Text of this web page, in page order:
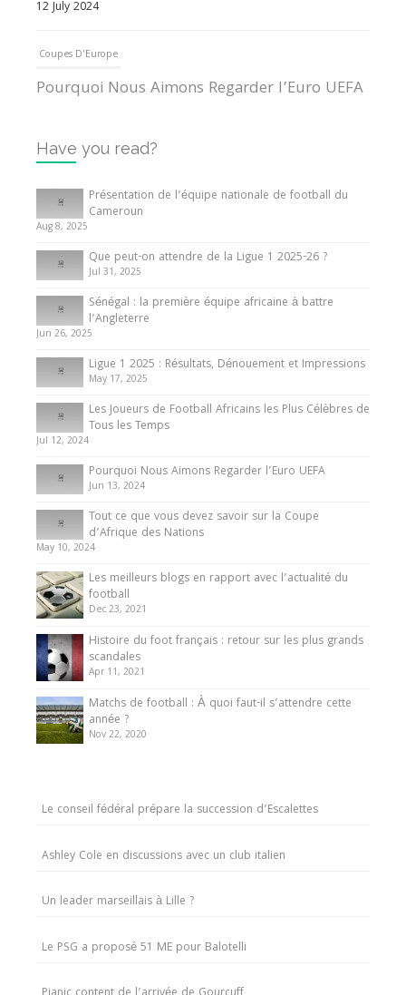
12 July 2024
Coupes D'Europe
Pourquoi Nous Aimons Regarder l’Euro UEFA
Internationales
Tout ce que vous devez savoir sur la Coupe
d’Afrique des Nations
10 May 2024
Internationales
Présentation de l’équipe nationale de football
du Cameroun
8 August 2025
Have you read?
Présentation de l’équipe nationale de football du
Cameroun
Aug 8, 2025
Que peut-on attendre de la Ligue 1 2025-26 ?
Jul 31, 2025
Sénégal : la première équipe africaine à battre
l’Angleterre
Jun 26, 2025
Ligue 1 2025 : Résultats, Dénouement et Impressions
May 17, 2025
Les Joueurs de Football Africains les Plus Célèbres de
Tous les Temps
Jul 12, 2024
Pourquoi Nous Aimons Regarder l’Euro UEFA
Jun 13, 2024
Tout ce que vous devez savoir sur la Coupe
d’Afrique des Nations
May 10, 2024
Les meilleurs blogs en rapport avec l’actualité du
football
Dec 23, 2021
Histoire du foot français : retour sur les plus grands
scandales
Apr 11, 2021
Matchs de football : À quoi faut-il s’attendre cette
année ?
Nov 22, 2020
Le conseil fédéral prépare la succession d’Escalettes
Ashley Cole en discussions avec un club italien
Un leader marseillais à Lille ?
Le PSG a proposé 51 ME pour Balotelli